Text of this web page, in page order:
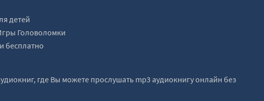
детей
Головоломки
бесплатно
где Вы можете прослушать mp3 аудиокнигу онлайн без